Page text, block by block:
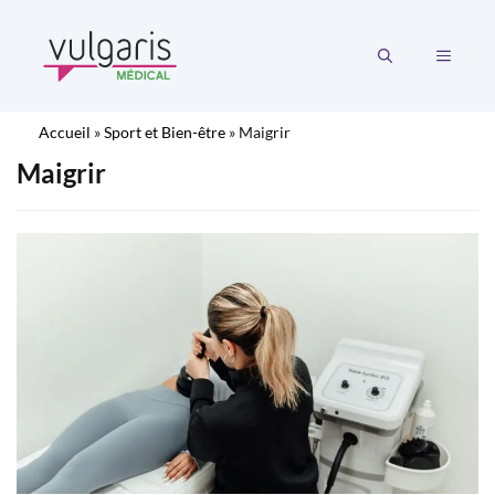
contenu
MENU
Accueil »Sport et Bien-être » Maigrir
Maigrir